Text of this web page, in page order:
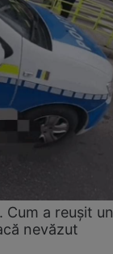
Cum a reușit un
nevăzut